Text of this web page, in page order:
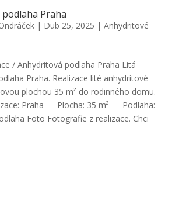
Praha
| Dub 25, 2025 | Anhydritové
/ Anhydritová podlaha Praha Litá
Praha. Realizace lité anhydritové
plochou 35 m² do rodinného domu.
Praha— Plocha: 35 m²— Podlaha:
Foto Fotografie z realizace. Chci